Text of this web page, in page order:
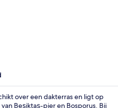
over een dakterras en ligt op
Beşiktaş-pier en Bosporus. Bij